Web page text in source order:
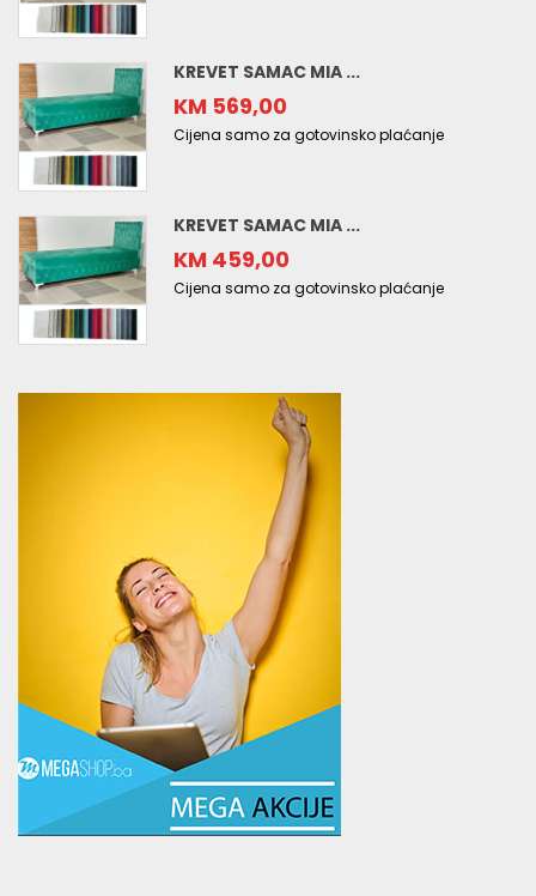
KREVET SAMAC MIA ...
KM 569,00
Cijena samo za gotovinsko plaćanje
KREVET SAMAC MIA ...
KM 459,00
Cijena samo za gotovinsko plaćanje